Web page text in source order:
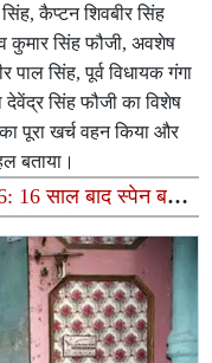
कैप्टन शिवबीर सिंह
कुमार सिंह फौजी, अवशेष
पाल सिंह, पूर्व विधायक गंगा
देवेंद्र सिंह फौजी का विशेष
पूरा खर्च वहन किया और
बताया।
16 साल बाद स्पेन बना
तोड़ा मेसी का सपना